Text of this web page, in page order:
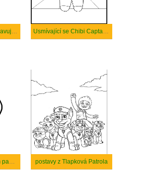
Captain America připravuje punč Usmívající se Chibi Captain America
Among Us s toaletním papírem postavy z Tlapková Patrola